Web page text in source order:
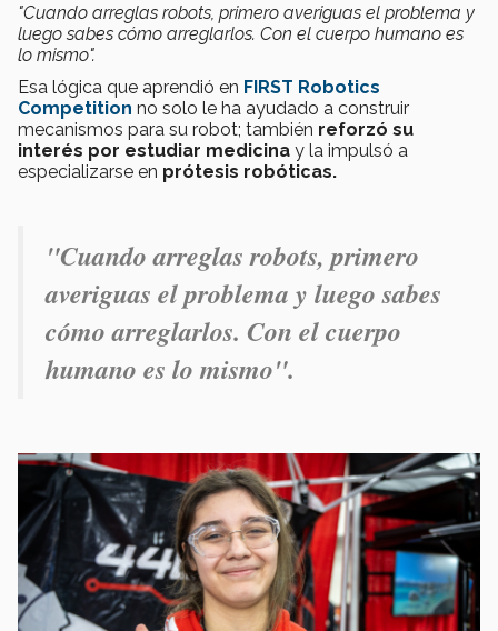
"Cuando arreglas robots, primero averiguas el problema y
luego sabes cómo arreglarlos. Con el cuerpo humano es
lo mismo".
Esa lógica que aprendió en FIRST Robotics
Competition no solo le ha ayudado a construir
mecanismos para su robot; también reforzó su
interés por estudiar medicina y la impulsó a
especializarse en prótesis robóticas.
"Cuando arreglas robots, primero
averiguas el problema y luego sabes
cómo arreglarlos. Con el cuerpo
humano es lo mismo".